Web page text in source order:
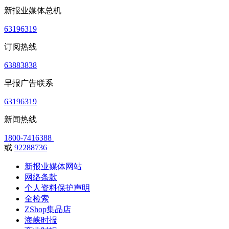
新报业媒体总机
63196319
订阅热线
63883838
早报广告联系
63196319
新闻热线
1800-7416388
或 92288736
新报业媒体网站
网络条款
个人资料保护声明
全检索
ZShop集品店
海峡时报